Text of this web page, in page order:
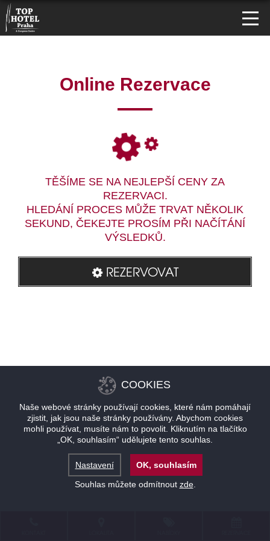
Online Rezervace
TĚŠÍME SE NA NEJLEPŠÍ CENY ZA
REZERVACI.
HLEDÁNÍ PROCES MŮŽE TRVAT NĚKOLIK
SEKUND, ČEKEJTE PROSÍM PŘI NAČÍTÁNÍ
VÝSLEDKŮ.
REZERVOVAT
COOKIES
Naše webové stránky používají cookies, které nám pomáhají
zjistit, jak jsou naše stránky používány. Abychom cookies
mohli používat, musíte nám to povolit. Kliknutím na tlačítko
„OK, souhlasím“ udělujete tento souhlas.
Nastavení
OK, souhlasím
Souhlas můžete odmítnout zde.